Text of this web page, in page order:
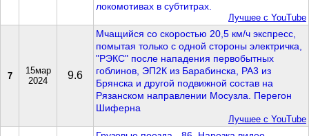
локомотивах в субтитрах.
Лучшее с YouTube
7
15мар
2024
9.6
Мчащийся со скоростью 20,5 км/ч экспресс,
помытая только с одной стороны электричка,
"РЭКС" после нападения первобытных
гоблинов, ЭП2К из Барабинска, РА3 из
Брянска и другой подвижной состав на
Рязанском направлении Мосузла. Перегон
Шиферна
Лучшее с YouTube